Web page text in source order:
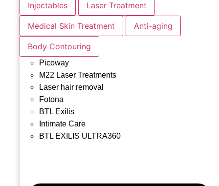
Injectables Laser Treatment
Medical Skin Treatment Anti-aging
Body Contouring
Picoway
M22 Laser Treatments
Laser hair removal
Fotona
BTL Exilis
Intimate Care
BTL EXILIS ULTRA360